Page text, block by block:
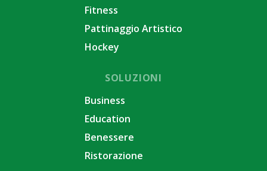
Fitness
Pattinaggio Artistico
Hockey
SOLUZIONI
Business
Education
Benessere
Ristorazione